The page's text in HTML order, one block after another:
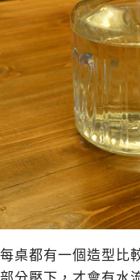
每桌都有一個造型比